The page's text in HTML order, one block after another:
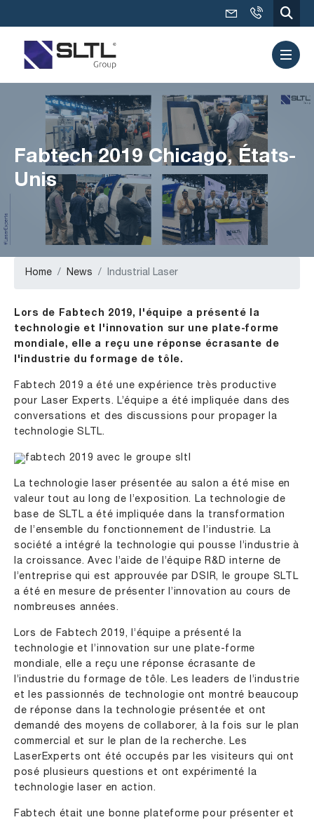
Fabtech 2019 Chicago, États-
Unis
Home News Industrial Laser
Lors de Fabtech 2019, l'équipe a présenté la
technologie et l'innovation sur une plate-forme
mondiale, elle a reçu une réponse écrasante de
l'industrie du formage de tôle.
Fabtech 2019 a été une expérience très productive
pour Laser Experts. L’équipe a été impliquée dans des
conversations et des discussions pour propager la
technologie SLTL.
La technologie laser présentée au salon a été mise en
valeur tout au long de l’exposition. La technologie de
base de SLTL a été impliquée dans la transformation
de l’ensemble du fonctionnement de l’industrie. La
société a intégré la technologie qui pousse l’industrie à
la croissance. Avec l’aide de l’équipe R&D interne de
l’entreprise qui est approuvée par DSIR, le groupe SLTL
a été en mesure de présenter l’innovation au cours de
nombreuses années.
Lors de Fabtech 2019, l’équipe a présenté la
technologie et l’innovation sur une plate-forme
mondiale, elle a reçu une réponse écrasante de
l’industrie du formage de tôle. Les leaders de l’industrie
et les passionnés de technologie ont montré beaucoup
de réponse dans la technologie présentée et ont
demandé des moyens de collaborer, à la fois sur le plan
commercial et sur le plan de la recherche. Les
LaserExperts ont été occupés par les visiteurs qui ont
posé plusieurs questions et ont expérimenté la
technologie laser en action.
Fabtech était une bonne plateforme pour présenter et